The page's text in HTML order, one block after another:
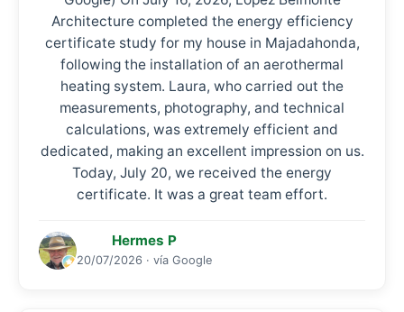
Architecture completed the energy efficiency
certificate study for my house in Majadahonda,
following the installation of an aerothermal
heating system. Laura, who carried out the
measurements, photography, and technical
calculations, was extremely efficient and
dedicated, making an excellent impression on us.
Today, July 20, we received the energy
certificate. It was a great team effort.
Hermes P
20/07/2026 · vía Google